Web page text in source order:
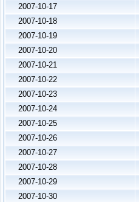
2007-10-17
2007-10-18
2007-10-19
2007-10-20
2007-10-21
2007-10-22
2007-10-23
2007-10-24
2007-10-25
2007-10-26
2007-10-27
2007-10-28
2007-10-29
2007-10-30